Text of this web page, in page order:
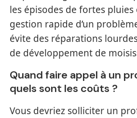
les épisodes de fortes pluies
gestion rapide d’un
évite des réparations
de développement de
Quand faire appel à un
quels sont les coûts ?
Vous devriez solliciter un